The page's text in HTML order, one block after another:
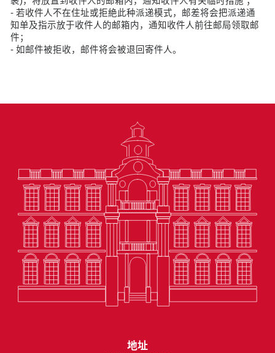
- 若收件人不在住址或拒絶此种派递模式，邮差将会把派递通
知单及指示放于收件人的邮箱内，通知收件人前往邮局领取邮
件；
- 如邮件被拒收，邮件将会被退回寄件人。
地址